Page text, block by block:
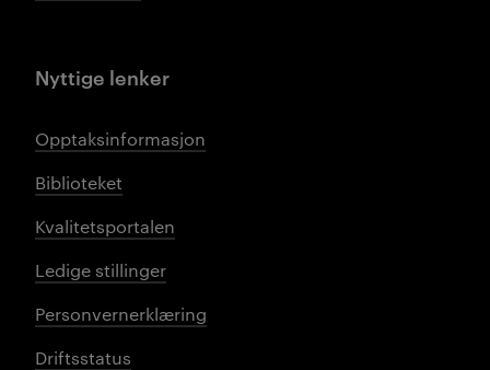
Nyttige lenker
Opptaksinformasjon
Biblioteket
Kvalitetsportalen
Ledige stillinger
Personvernerklæring
Driftsstatus